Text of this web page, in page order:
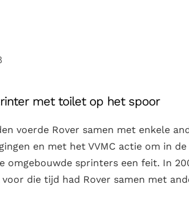
met toilet op het spoor
voerde Rover samen met enkele
en met het VVMC actie om in
omgebouwde sprinters een feit. In
die tijd had Rover samen met